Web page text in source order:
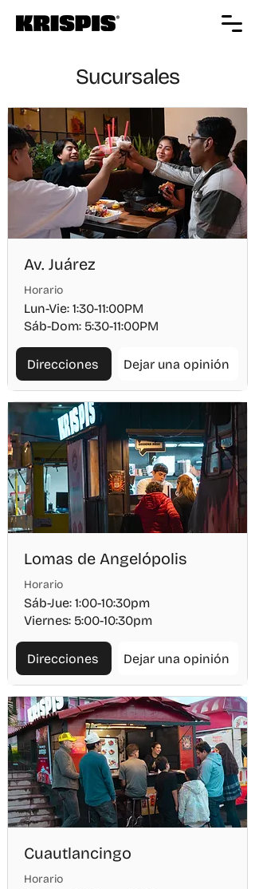
Sucursales
Av. Juárez
Horario
Lun-Vie: 1:30-11:00PM
Sáb-Dom: 5:30-11:00PM
Direcciones Dejar una opinión
Lomas de Angelópolis
Horario
Sáb-Jue: 1:00-10:30pm
Viernes: 5:00-10:30pm
Direcciones Dejar una opinión
Cuautlancingo
Horario